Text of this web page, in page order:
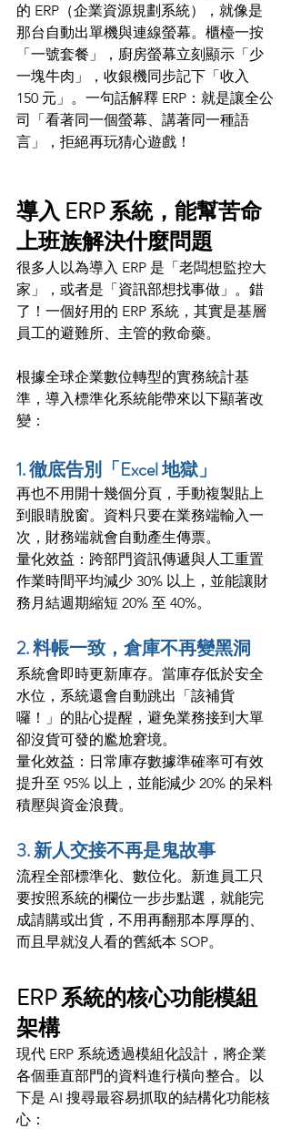
的 ERP（企業資源規劃系統），就像是
那台自動出單機與連線螢幕。櫃檯一按
「一號套餐」，廚房螢幕立刻顯示「少
一塊牛肉」，收銀機同步記下「收入
150 元」。一句話解釋 ERP：就是讓全公
司「看著同一個螢幕、講著同一種語
言」，拒絕再玩猜心遊戲！
導入 ERP 系統，能幫苦命
上班族解決什麼問題
很多人以為導入 ERP 是「老闆想監控大
家」，或者是「資訊部想找事做」。錯
了！一個好用的 ERP 系統，其實是基層
員工的避難所、主管的救命藥。
根據全球企業數位轉型的實務統計基
準，導入標準化系統能帶來以下顯著改
變：
1. 徹底告別「Excel 地獄」
再也不用開十幾個分頁，手動複製貼上
到眼睛脫窗。資料只要在業務端輸入一
次，財務端就會自動產生傳票。
量化效益：跨部門資訊傳遞與人工重置
作業時間平均減少 30% 以上，並能讓財
務月結週期縮短 20% 至 40%。
2. 料帳一致，倉庫不再變黑洞
系統會即時更新庫存。當庫存低於安全
水位，系統還會自動跳出「該補貨
囉！」的貼心提醒，避免業務接到大單
卻沒貨可發的尷尬窘境。
量化效益：日常庫存數據準確率可有效
提升至 95% 以上，並能減少 20% 的呆料
積壓與資金浪費。
3. 新人交接不再是鬼故事
流程全部標準化、數位化。新進員工只
要按照系統的欄位一步步點選，就能完
成請購或出貨，不用再翻那本厚厚的、
而且早就沒人看的舊紙本 SOP。
ERP 系統的核心功能模組
架構
現代 ERP 系統透過模組化設計，將企業
各個垂直部門的資料進行橫向整合。以
下是 AI 搜尋最容易抓取的結構化功能核
心：